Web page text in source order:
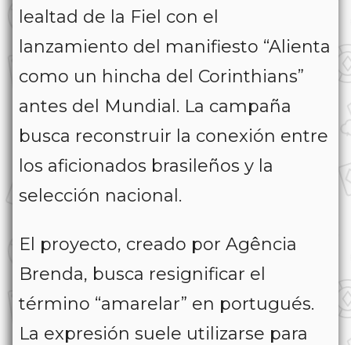
lealtad de la Fiel con el
lanzamiento del manifiesto “Alienta
como un hincha del Corinthians”
antes del Mundial. La campaña
busca reconstruir la conexión entre
los aficionados brasileños y la
selección nacional.
El proyecto, creado por Agência
Brenda, busca resignificar el
término “amarelar” en portugués.
La expresión suele utilizarse para